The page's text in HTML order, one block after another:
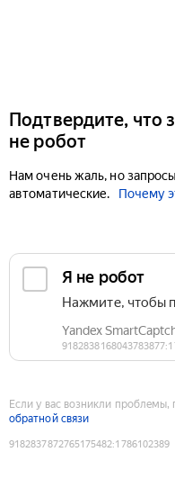
Подтвердите, что
не робот
Нам очень жаль, но
автоматические.
Почему
Если у вас возникли проблемы,
обратной связи
9182837872765175482:1786102389